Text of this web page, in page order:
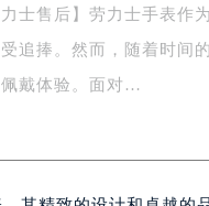
力士售后】劳力士手表作
受追捧。然而，随着时间
戴体验。面对…